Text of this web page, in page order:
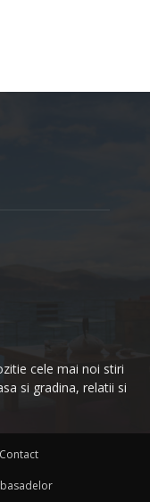
cele mai noi stiri
si gradina, relatii si
Contact